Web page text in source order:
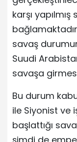
karşı yapılmış
savaş
Suudi
savaşa
Bu durum
ile Siyonist ve
başlattığı